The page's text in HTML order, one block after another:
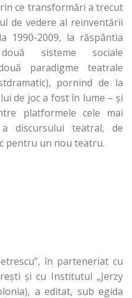
ce transformări a trecut
de vedere al reinventării
1990-2009, la răspântia
sisteme sociale
paradigme teatrale
pornind de la
de joc a fost în lume – şi
platformele cele mai
discursului teatral, de
pentru un nou teatru.
în parteneriat cu
şi cu Institutul „Jerzy
a editat, sub egida